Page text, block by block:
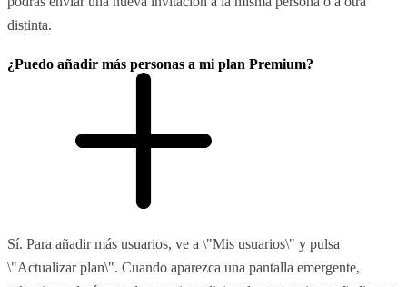
distinta.
¿Puedo añadir más personas a mi plan Premium?
Sí. Para añadir más usuarios, ve a \"Mis usuarios\" y pulsa
\"Actualizar plan\". Cuando aparezca una pantalla emergente,